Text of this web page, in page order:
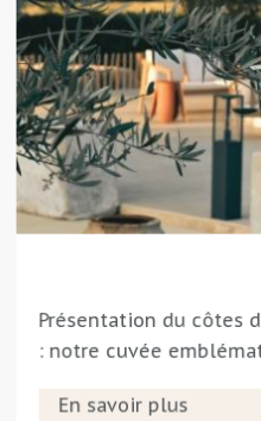
Présentation du côtes
: notre cuvée
En savoir plus